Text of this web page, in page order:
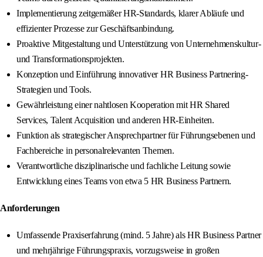
Implementierung zeitgemäßer HR-Standards, klarer Abläufe und
effizienter Prozesse zur Geschäftsanbindung.
Proaktive Mitgestaltung und Unterstützung von Unternehmenskultur-
und Transformationsprojekten.
Konzeption und Einführung innovativer HR Business Partnering-
Strategien und Tools.
Gewährleistung einer nahtlosen Kooperation mit HR Shared
Services, Talent Acquisition und anderen HR-Einheiten.
Funktion als strategischer Ansprechpartner für Führungsebenen und
Fachbereiche in personalrelevanten Themen.
Verantwortliche disziplinarische und fachliche Leitung sowie
Entwicklung eines Teams von etwa 5 HR Business Partnern.
Anforderungen
Umfassende Praxiserfahrung (mind. 5 Jahre) als HR Business Partner
und mehrjährige Führungspraxis, vorzugsweise in großen